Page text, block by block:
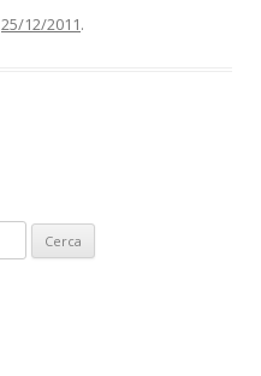
25/12/2011.